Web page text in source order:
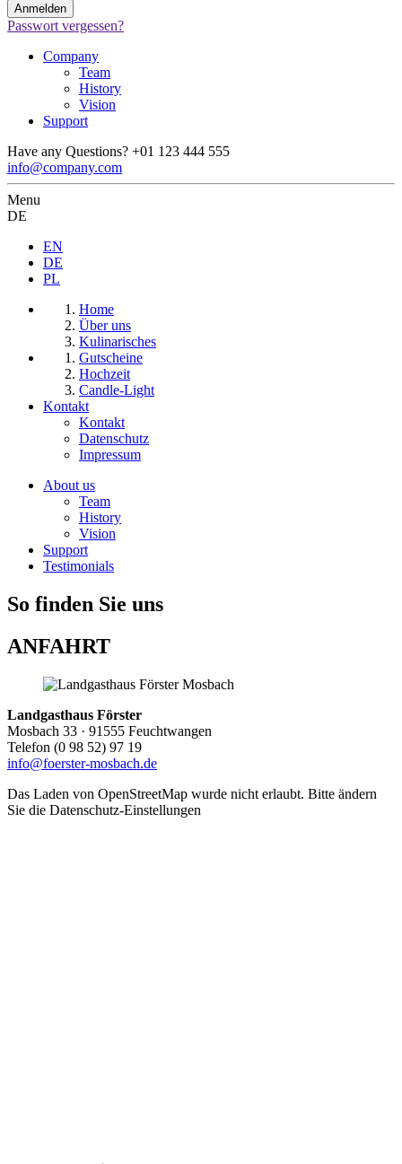
Passwort vergessen?
Company
Team
History
Vision
Support
Have any Questions? +01 123 444 555
info@company.com
Menu
DE
EN
DE
PL
Home
Über uns
Kulinarisches
Gutscheine
Hochzeit
Candle-Light
Kontakt
Kontakt
Datenschutz
Impressum
About us
Team
History
Vision
Support
Testimonials
So finden Sie uns
ANFAHRT
Landgasthaus Förster
Mosbach 33 · 91555 Feuchtwangen
Telefon (0 98 52) 97 19
info@foerster-mosbach.de
Das Laden von OpenStreetMap wurde nicht erlaubt. Bitte ändern
Sie die Datenschutz-Einstellungen